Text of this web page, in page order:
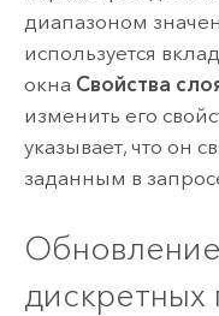
диапазоном
используется
окна Свойства
изменить его
указывает, что он
заданным в
дискретных